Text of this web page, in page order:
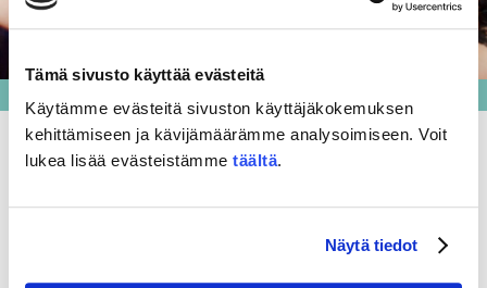
Tämä sivusto käyttää evästeitä
Käytämme evästeitä sivuston käyttäjäkokemuksen
kehittämiseen ja kävijämäärämme analysoimiseen. Voit
lukea lisää evästeistämme täältä.
Näytä tiedot